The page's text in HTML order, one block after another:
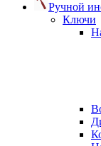
Ручной
Ключи